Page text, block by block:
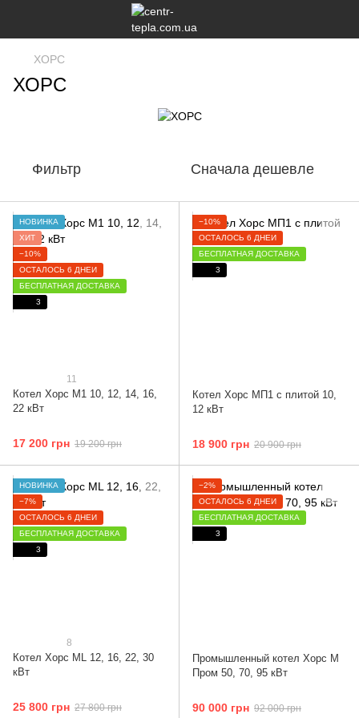
ХОРС
ХОРС
Фильтр Сначала дешевле
НОВИНКА
ХИТ
−10%
ОСТАЛОСЬ 6 ДНЕЙ
БЕСПЛАТНАЯ ДОСТАВКА
3
11
Котел Хорс М1 10, 12, 14, 16,
22 кВт
17 200 грн 19 200 грн
−10%
ОСТАЛОСЬ 6 ДНЕЙ
БЕСПЛАТНАЯ ДОСТАВКА
3
Котел Хорс МП1 с плитой 10,
12 кВт
18 900 грн 20 900 грн
НОВИНКА
−7%
ОСТАЛОСЬ 6 ДНЕЙ
БЕСПЛАТНАЯ ДОСТАВКА
3
8
Котел Хорс ML 12, 16, 22, 30
кВт
25 800 грн 27 800 грн
−2%
ОСТАЛОСЬ 6 ДНЕЙ
БЕСПЛАТНАЯ ДОСТАВКА
3
Промышленный котел Хорс М
Пром 50, 70, 95 кВт
90 000 грн 92 000 грн